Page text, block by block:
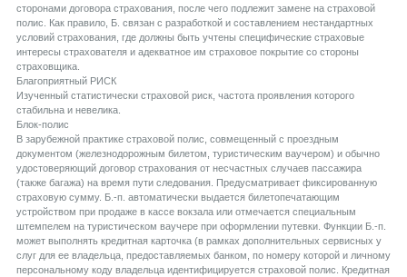
сторонами договора страхования, после чего подлежит замене на страховой
полис. Как правило, Б. связан с разработкой и составлением нестандартных
условий страхования, где должны быть учтены специфические страховые
интересы страхователя и адекватное им страховое покрытие со стороны
страховщика.
Благоприятный РИСК
Изученный статистически страховой риск, частота проявления которого
стабильна и невелика.
Блок-полис
В зарубежной практике страховой полис, совмещенный с проездным
документом (железнодорожным билетом, туристическим ваучером) и обычно
удостоверяющий договор страхования от несчастных случаев пассажира
(также багажа) на время пути следования. Предусматривает фиксированную
страховую сумму. Б.-п. автоматически выдается билетопечатающим
устройством при продаже в кассе вокзала или отмечается специальным
штемпелем на туристическом ваучере при оформлении путевки. Функции Б.-п.
может выполнять кредитная карточка (в рамках дополнительных сервисных у
слуг для ее владельца, предоставляемых банком, по номеру которой и личному
персональному коду владельца идентифицируется страховой полис. Кредитная